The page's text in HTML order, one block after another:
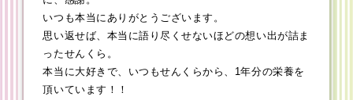
いつも本当にありがとうございます。
思い返せば、本当に語り尽くせないほどの想い出が詰ま
ったせんくら。
本当に大好きで、いつもせんくらから、1年分の栄養を
頂いています！！